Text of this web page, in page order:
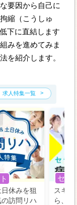
要因から自己に
縮（こうしゅ
下に直結します
みを進めてみま
を紹介します。
求人特集一覧
休みを狙
訪問リハ
セラ
スキ
ら、